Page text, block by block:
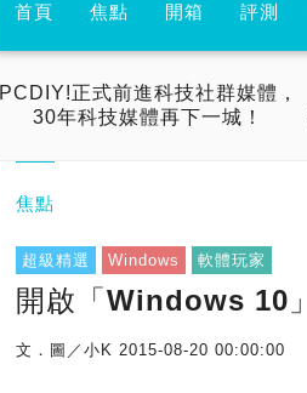
首頁 焦點 開箱 評測
PCDIY!正式前進科技社群媒體，
30年科技媒體再下一城！
焦點
超級精選 Windows 軟體玩家
開啟「Windows 10
文．圖／小K 2015-08-20 00:00:00